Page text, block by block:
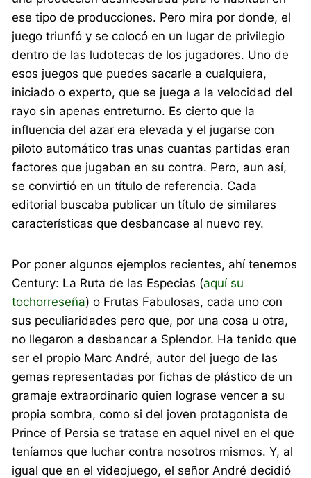
ese tipo de producciones. Pero mira por donde, el
juego triunfó y se colocó en un lugar de privilegio
dentro de las ludotecas de los jugadores. Uno de
esos juegos que puedes sacarle a cualquiera,
iniciado o experto, que se juega a la velocidad del
rayo sin apenas entreturno. Es cierto que la
influencia del azar era elevada y el jugarse con
piloto automático tras unas cuantas partidas eran
factores que jugaban en su contra. Pero, aun así,
se convirtió en un título de referencia. Cada
editorial buscaba publicar un título de similares
características que desbancase al nuevo rey.
Por poner algunos ejemplos recientes, ahí tenemos
Century: La Ruta de las Especias (aquí su
tochorreseña) o Frutas Fabulosas, cada uno con
sus peculiaridades pero que, por una cosa u otra,
no llegaron a desbancar a Splendor. Ha tenido que
ser el propio Marc André, autor del juego de las
gemas representadas por fichas de plástico de un
gramaje extraordinario quien lograse vencer a su
propia sombra, como si del joven protagonista de
Prince of Persia se tratase en aquel nivel en el que
teníamos que luchar contra nosotros mismos. Y, al
igual que en el videojuego, el señor André decidió